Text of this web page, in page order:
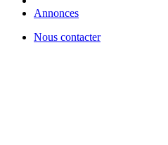
Annonces
Nous contacter